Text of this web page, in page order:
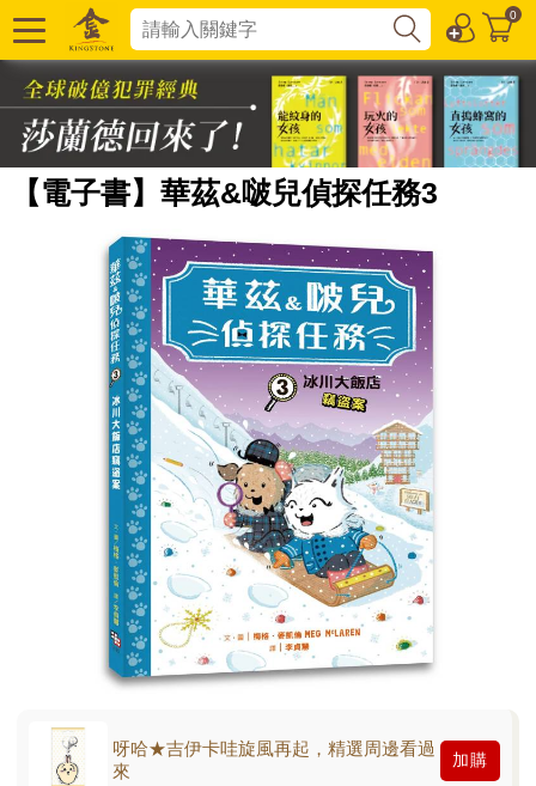
0
【電子書】華茲&啵兒偵探任務3
呀哈★吉伊卡哇旋風再起，精選周邊看過
來
加購